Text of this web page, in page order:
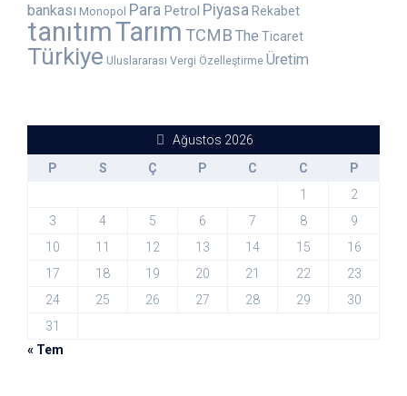
bankası Monopol Para Petrol Piyasa Rekabet
tanıtımTarım TCMB The Ticaret
Türkiye Uluslararası Vergi Özelleştirme Üretim
Ağustos 2026
P
S Ç P C C
P
1
2
3
4 5 6 7 8
9
10
11 12 13 14 15
16
17
18 19 20 21 22
23
24
25 26 27 28 29
30
31
« Tem